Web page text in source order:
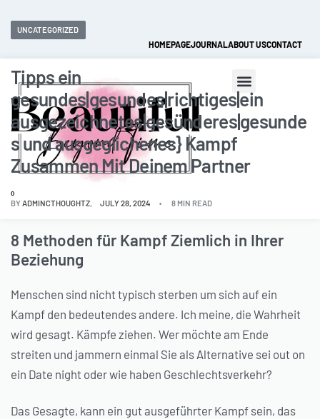
HOMEPAGEJOURNALABOUT USCONTACT
0
UNCATEGORIZED
Tipps ein
gesundes|gesundes|richtiges|ein
ausgezeichnetes|gesünderes|gesunde
s und ausgeglichenes} Kampf
Zusammen Mit Deinem Partner
BYADMINCTHOUGHTZ JULY 28, 2024 8 MIN READ
8 Methoden für Kampf Ziemlich in Ihrer
Beziehung
Menschen sind nicht typisch sterben um sich auf ein
Kampf den bedeutendes andere. Ich meine, die Wahrheit
wird gesagt. Kämpfe ziehen. Wer möchte am Ende
streiten und jammern einmal Sie als Alternative sei out on
ein Date night oder wie haben Geschlechtsverkehr?
Das Gesagte, kann ein gut ausgeführter Kampf sein, das